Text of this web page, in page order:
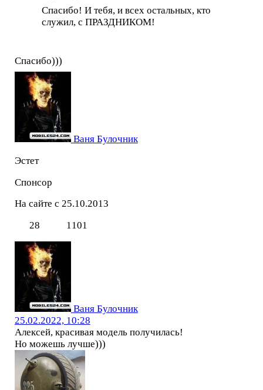
Спасибо! И тебя, и всех остальных, кто
служил, с ПРАЗДНИКОМ!
Спасибо)))
Ваня Булочник
Эстет
Спонсор
На сайте с 25.10.2013
28
1101
Ваня Булочник
25.02.2022, 10:28
Алексей, красивая модель получилась!
Но можешь лучше)))